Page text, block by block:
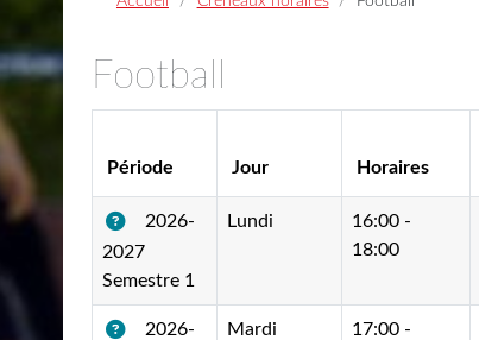
Football
Période Jour Horaires
2026-
2027
Semestre 1
Lundi
16:00 -
18:00
2026-
Mardi
17:00 -